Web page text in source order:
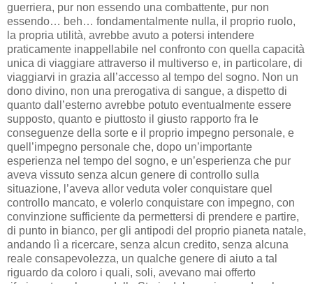
guerriera, pur non essendo una combattente, pur non
essendo… beh… fondamentalmente nulla, il proprio ruolo,
la propria utilità, avrebbe avuto a potersi intendere
praticamente inappellabile nel confronto con quella capacità
unica di viaggiare attraverso il multiverso e, in particolare, di
viaggiarvi in grazia all’accesso al tempo del sogno. Non un
dono divino, non una prerogativa di sangue, a dispetto di
quanto dall’esterno avrebbe potuto eventualmente essere
supposto, quanto e piuttosto il giusto rapporto fra le
conseguenze della sorte e il proprio impegno personale, e
quell’impegno personale che, dopo un’importante
esperienza nel tempo del sogno, e un’esperienza che pur
aveva vissuto senza alcun genere di controllo sulla
situazione, l’aveva allor veduta voler conquistare quel
controllo mancato, e volerlo conquistare con impegno, con
convinzione sufficiente da permettersi di prendere e partire,
di punto in bianco, per gli antipodi del proprio pianeta natale,
andando lì a ricercare, senza alcun credito, senza alcuna
reale consapevolezza, un qualche genere di aiuto a tal
riguardo da coloro i quali, soli, avevano mai offerto